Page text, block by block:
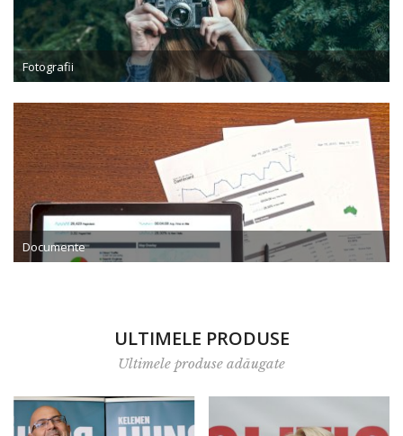
Tot
Română
Fotografii
Documente
ULTIMELE PRODUSE
Ultimele produse adăugate